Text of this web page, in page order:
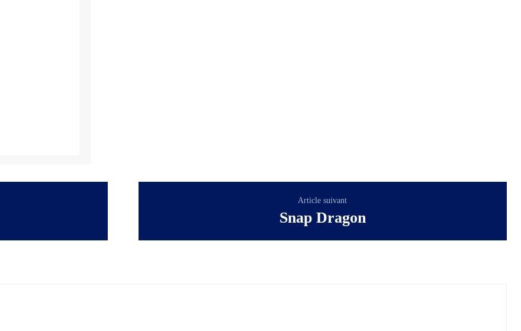
Article suivant
Snap Dragon